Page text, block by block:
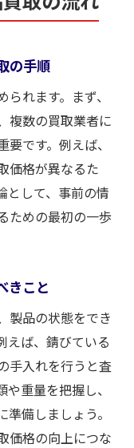
の手順
れます。まず、
複数の買取業者に
です。例えば、
価格が異なるた
として、事前の情
ための最初の一歩
きこと
製品の状態をでき
えば、錆びている
手入れを行うと査
重量を把握し、
備しましょう。
価格の向上につな